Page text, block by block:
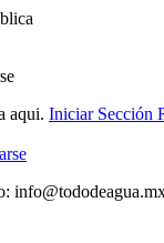
aqui. Iniciar Sección